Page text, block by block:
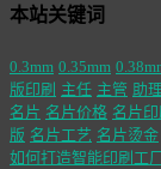
本站关键词
0.3mm 0.35mm
版印刷 主任 主管 助理
名片 名片价格 名片印
版 名片工艺 名片烫金
如何打造智能印刷工